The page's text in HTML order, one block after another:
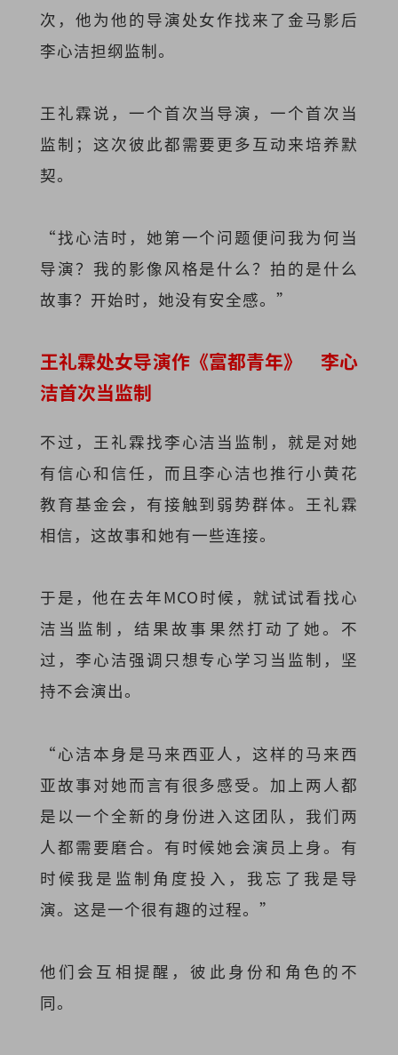
次，他为他的导演处女作找来了金马影后
李心洁担纲监制。
王礼霖说，一个首次当导演，一个首次当
监制；这次彼此都需要更多互动来培养默
契。
“找心洁时，她第一个问题便问我为何当
导演？我的影像风格是什么？拍的是什么
故事？开始时，她没有安全感。”
王礼霖处女导演作《富都青年》 李心
洁首次当监制
不过，王礼霖找李心洁当监制，就是对她
有信心和信任，而且李心洁也推行小黄花
教育基金会，有接触到弱势群体。王礼霖
相信，这故事和她有一些连接。
于是，他在去年MCO时候，就试试看找心
洁当监制，结果故事果然打动了她。不
过，李心洁强调只想专心学习当监制，坚
持不会演出。
“心洁本身是马来西亚人，这样的马来西
亚故事对她而言有很多感受。加上两人都
是以一个全新的身份进入这团队，我们两
人都需要磨合。有时候她会演员上身。有
时候我是监制角度投入，我忘了我是导
演。这是一个很有趣的过程。”
他们会互相提醒，彼此身份和角色的不
同。